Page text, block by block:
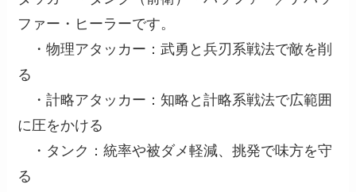
ファー・ヒーラーです。
・物理アタッカー：武勇と兵刃系戦法で敵を削
る
・計略アタッカー：知略と計略系戦法で広範囲
に圧をかける
・タンク：統率や被ダメ軽減、挑発で味方を守
る